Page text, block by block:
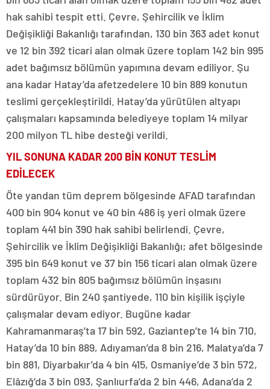
hak sahibi tespit etti. Çevre, Şehircilik ve İklim
Değişikliği Bakanlığı tarafından, 130 bin 363 adet konut
ve 12 bin 392 ticari alan olmak üzere toplam 142 bin 995
adet bağımsız bölümün yapımına devam ediliyor. Şu
ana kadar Hatay’da afetzedelere 10 bin 889 konutun
teslimi gerçekleştirildi. Hatay’da yürütülen altyapı
çalışmaları kapsamında belediyeye toplam 14 milyar
200 milyon TL hibe desteği verildi.
YIL SONUNA KADAR 200 BİN KONUT TESLİM
EDİLECEK
Öte yandan tüm deprem bölgesinde AFAD tarafından
400 bin 904 konut ve 40 bin 486 iş yeri olmak üzere
toplam 441 bin 390 hak sahibi belirlendi. Çevre,
Şehircilik ve İklim Değişikliği Bakanlığı; afet bölgesinde
395 bin 649 konut ve 37 bin 156 ticari alan olmak üzere
toplam 432 bin 805 bağımsız bölümün inşasını
sürdürüyor. Bin 240 şantiyede, 110 bin kişilik işçiyle
çalışmalar devam ediyor. Bugüne kadar
Kahramanmaraş’ta 17 bin 592, Gaziantep’te 14 bin 710,
Hatay’da 10 bin 889, Adıyaman’da 8 bin 216, Malatya’da 7
bin 881, Diyarbakır’da 4 bin 415, Osmaniye’de 3 bin 572,
Elâzığ’da 3 bin 093, Şanlıurfa’da 2 bin 446, Adana’da 2